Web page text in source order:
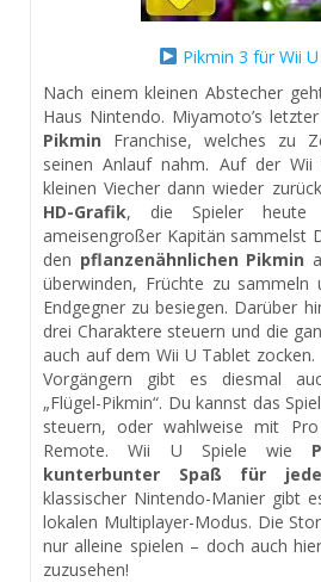
Pikmin 3 für Wii
Nach einem kleinen Abstecher
Haus Nintendo. Miyamoto’s
Pikmin Franchise, welches zu
seinen Anlauf nahm. Auf der
kleinen Viecher dann wieder
HD-Grafik, die Spieler heute
ameisengroßer Kapitän sammelst
den pflanzenähnlichen Pikmin
überwinden, Früchte zu sammeln
Endgegner zu besiegen. Darüber
drei Charaktere steuern und die
auch auf dem Wii U Tablet
Vorgängern gibt es diesmal
„Flügel-Pikmin“. Du kannst das
steuern, oder wahlweise mit
Remote. Wii U Spiele wie
kunterbunter Spaß für
klassischer Nintendo-Manier gibt
lokalen Multiplayer-Modus. Die
nur alleine spielen – doch auch
zuzusehen!